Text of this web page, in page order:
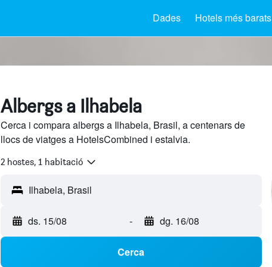
Dades Hotels més barats
Albergs a Ilhabela
Cerca i compara albergs a Ilhabela, Brasil, a centenars de
llocs de viatges a HotelsCombined i estalvia.
2 hostes, 1 habitació
ds. 15/08 - dg. 16/08
Cerca